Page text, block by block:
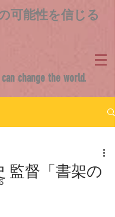
可能性を信じる
change the world.
監督「書架の